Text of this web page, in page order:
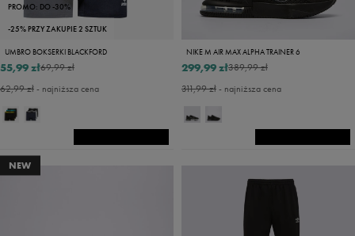
PROMO: DO -30%
-25% PRZY ZAKUPIE 2 SZTUK
UMBRO BOKSERKI BLACKFORD
69,99 zł
55,99 zł
62,99 zł- najniższa cena
NIKE M AIR MAX ALPHA TRAINER 6
389,99 zł
299,99 zł
311,99 zł- najniższa cena
NEW